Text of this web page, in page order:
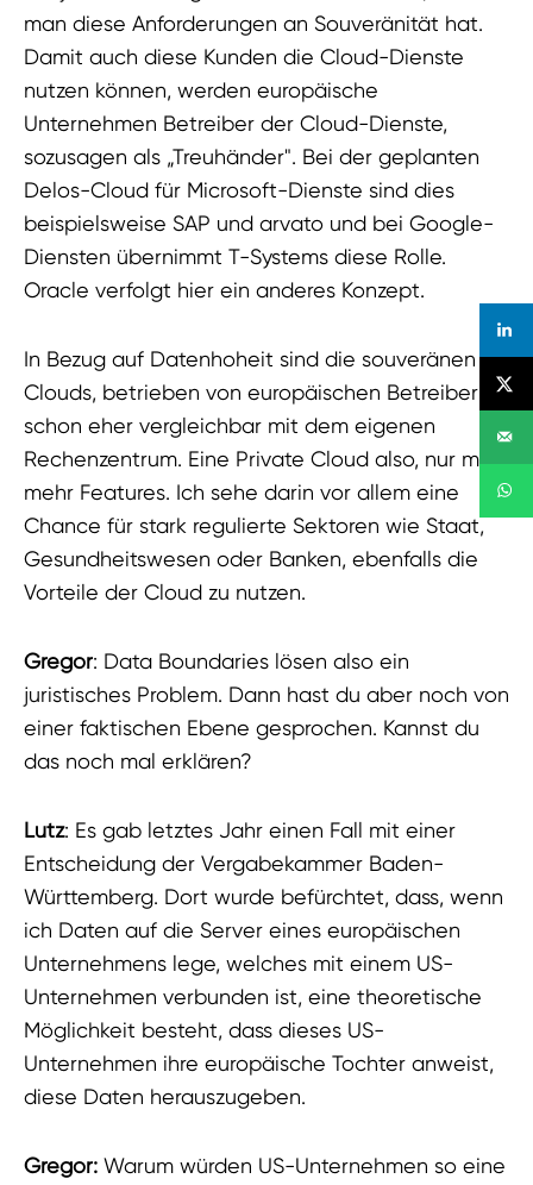
man diese Anforderungen an Souveränität hat.
Damit auch diese Kunden die Cloud-Dienste
nutzen können, werden europäische
Unternehmen Betreiber der Cloud-Dienste,
sozusagen als „Treuhänder". Bei der geplanten
Delos-Cloud für Microsoft-Dienste sind dies
beispielsweise SAP und arvato und bei Google-
Diensten übernimmt T-Systems diese Rolle.
Oracle verfolgt hier ein anderes Konzept.
In Bezug auf Datenhoheit sind die souveränen
Clouds, betrieben von europäischen Betreibern,
schon eher vergleichbar mit dem eigenen
Rechenzentrum. Eine Private Cloud also, nur mit
mehr Features. Ich sehe darin vor allem eine
Chance für stark regulierte Sektoren wie Staat,
Gesundheitswesen oder Banken, ebenfalls die
Vorteile der Cloud zu nutzen.
Gregor: Data Boundaries lösen also ein
juristisches Problem. Dann hast du aber noch von
einer faktischen Ebene gesprochen. Kannst du
das noch mal erklären?
Lutz: Es gab letztes Jahr einen Fall mit einer
Entscheidung der Vergabekammer Baden-
Württemberg. Dort wurde befürchtet, dass, wenn
ich Daten auf die Server eines europäischen
Unternehmens lege, welches mit einem US-
Unternehmen verbunden ist, eine theoretische
Möglichkeit besteht, dass dieses US-
Unternehmen ihre europäische Tochter anweist,
diese Daten herauszugeben.
Gregor: Warum würden US-Unternehmen so eine